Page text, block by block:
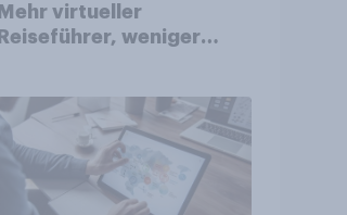
Mehr virtueller
Reiseführer, weniger